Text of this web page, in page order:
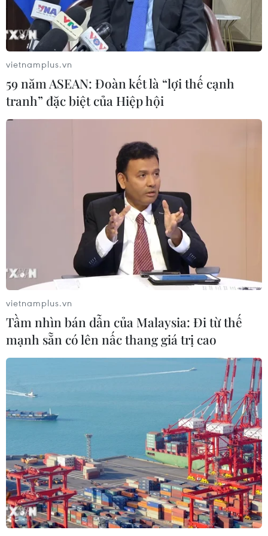
Đắk Lắk truy quét, xử lý tình trạng
phá rừng, lấn chiếm đất rừng
06/08/2026 12:36
Cảnh báo mưa cường độ lớn trên
100mm tại Bắc Bộ, Thanh Hóa và
Nghệ An
Mưa lớn kéo dài gây nhiều thiệt hại
về nhà ở, giao thông tại tỉnh Sơn La
Bất cập việc ngừng giao khoán quản
lý, bảo vệ rừng ở Nam Cát Tiên
Bão Dolphin hướng vào miền Đông
06/08/2026 08:36
Mở 1 cửa xả đáy hồ thủy điện Hòa
Bình vào 16 giờ ngày 6/8
06/08/2026 06:28
Quảng Trị: Mùa mưa lũ cận kề,
vietnamplus.vn
59 năm ASEAN: Đoàn kết là “lợi thế cạnh
tranh” đặc biệt của Hiệp hội
vietnamplus.vn
Tầm nhìn bán dẫn của Malaysia: Đi từ thế
mạnh sẵn có lên nấc thang giá trị cao